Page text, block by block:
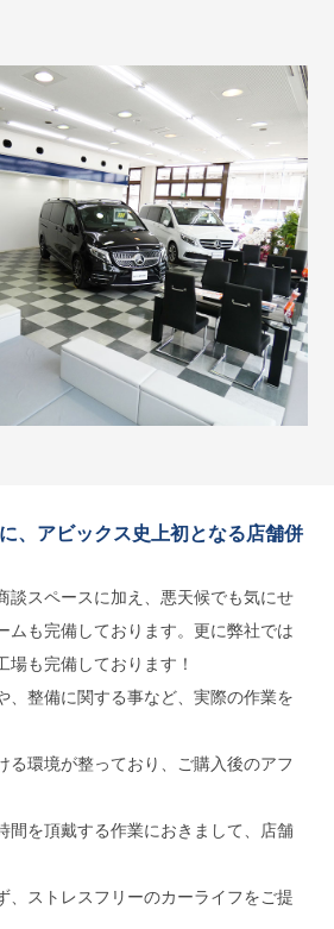
、アビックス史上初となる店舗併
談スペースに加え、悪天候でも気にせ
ムも完備しております。更に弊社では
場も完備しております！
、整備に関する事など、実際の作業を
る環境が整っており、ご購入後のアフ
間を頂戴する作業におきまして、店舗
、ストレスフリーのカーライフをご提